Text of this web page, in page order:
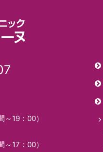
19：00）
17：00）